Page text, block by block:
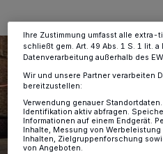
Ihre Zustimmung umfasst alle
schließt gem. Art. 49 Abs. 1 S. 1 lit. a
Datenverarbeitung außerhalb des
Wir und unsere Partner verarbeiten
bereitzustellen:
Verwendung genauer
Identifikation aktiv abfragen.
Informationen auf einem Endgerät.
Inhalte, Messung von
Inhalten, Zielgruppenforschung
von Angeboten.